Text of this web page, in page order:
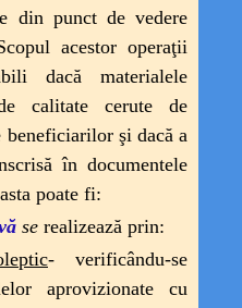
din punct de vedere
acestor operaţii
dacă materialele
calitate cerute de
şi dacă a
în documentele
poate fi:
se realizează prin:
- verificându-se
aprovizionate cu